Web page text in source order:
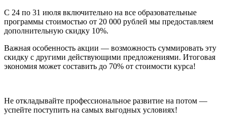
С 24 по 31 июля включительно на все образовательные
программы стоимостью от 20 000 рублей мы предоставляем
дополнительную скидку 10%.
Важная особенность акции — возможность суммировать эту
скидку с другими действующими предложениями. Итоговая
экономия может составить до 70% от стоимости курса!
Не откладывайте профессиональное развитие на потом —
успейте поступить на самых выгодных условиях!